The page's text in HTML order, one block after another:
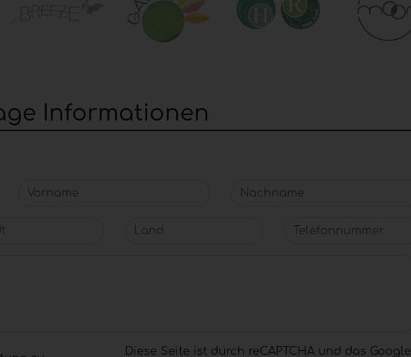
Informationen
Vorname Nachname
Land Telefonnummer
Diese Seite ist durch reCAPTCHA und das Google